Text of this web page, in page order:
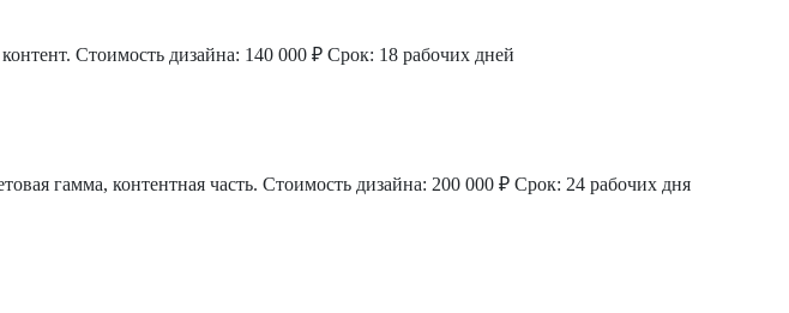
Стоимость дизайна: 140 000 ₽ Срок: 18 рабочих дней
гамма, контентная часть. Стоимость дизайна: 200 000 ₽ Срок: 24 рабочих дня